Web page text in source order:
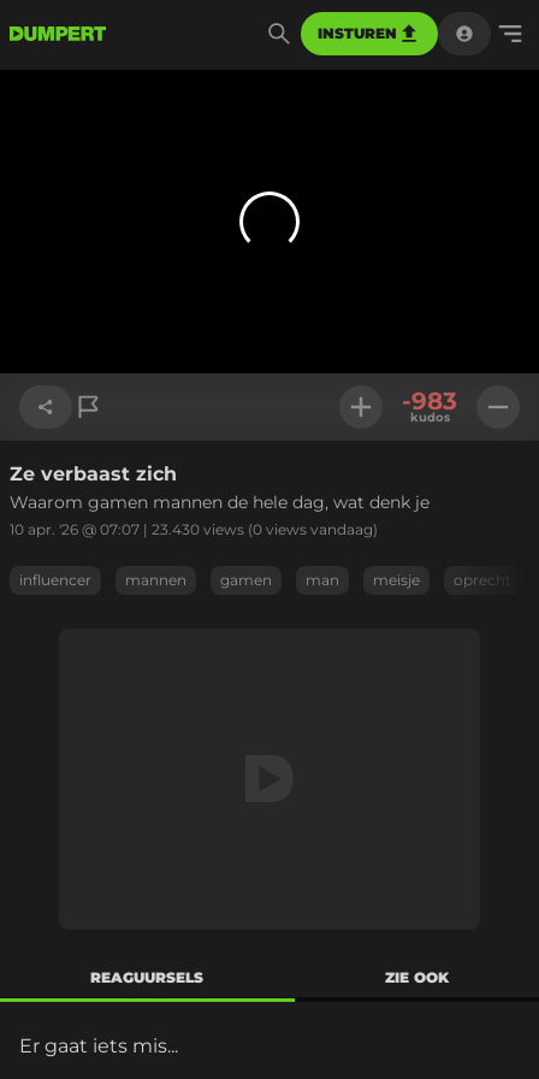
INSTUREN
Link kopiëren
-983
kudos
Ze verbaast zich
Waarom gamen mannen de hele dag, wat denk je
10 apr. '26 @ 07:07 | 23.430 views (0 views vandaag)
influencer mannen gamen man meisje oprecht
REAGUURSELS ZIE OOK
Er gaat iets mis...